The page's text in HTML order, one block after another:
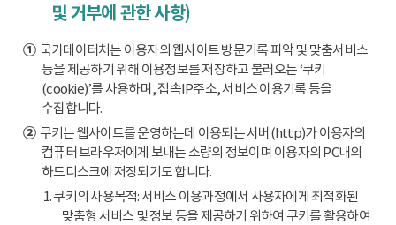
및 거부에 관한 사항)
①국가데이터처는 이용자의 웹사이트 방문기록 파악 및 맞춤서비스
등을 제공하기 위해 이용정보를 저장하고 불러오는 ‘쿠키
(cookie)’를 사용하며, 접속IP주소, 서비스 이용기록 등을
수집합니다.
②쿠키는 웹사이트를 운영하는데 이용되는 서버(http)가 이용자의
컴퓨터 브라우저에게 보내는 소량의 정보이며 이용자의 PC내의
하드디스크에 저장되기도 합니다.
1. 쿠키의 사용목적: 서비스 이용과정에서 사용자에게 최적화된
맞춤형 서비스 및 정보 등을 제공하기 위하여 쿠키를 활용하여